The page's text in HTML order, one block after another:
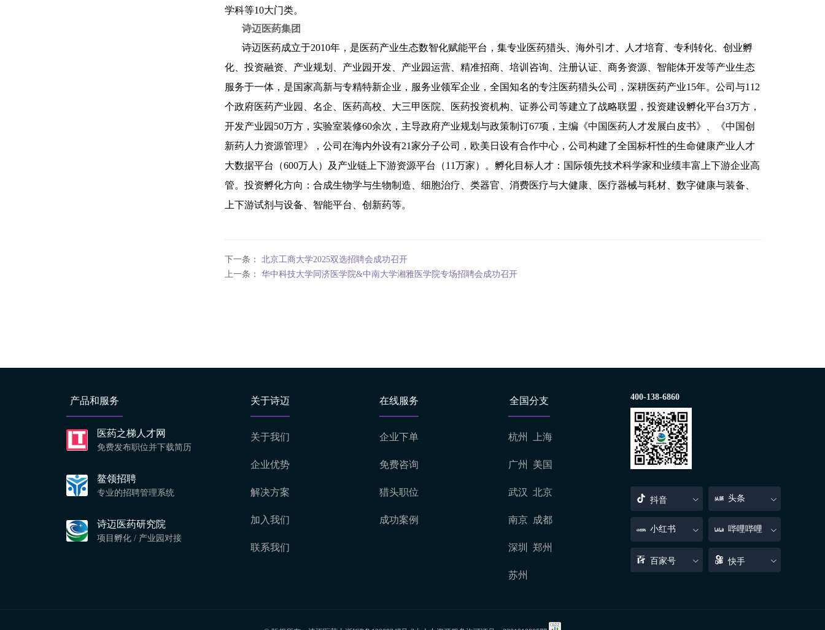
学科等10大门类。
诗迈医药集团
诗迈医药成立于2010年，是医药产业生态数智化赋能平台，集专业医药猎头、海外引才、人才培育、专利转化、创业孵
化、投资融资、产业规划、产业园开发、产业园运营、精准招商、培训咨询、注册认证、商务资源、智能体开发等产业生态
服务于一体，是国家高新与专精特新企业，服务业领军企业，全国知名的专注医药猎头公司，深耕医药产业15年。公司与112
个政府医药产业园、名企、医药高校、大三甲医院、医药投资机构、证券公司等建立了战略联盟，投资建设孵化平台3万方，
开发产业园50万方，实验室装修60余次，主导政府产业规划与政策制订67项，主编《中国医药人才发展白皮书》、《中国创
新药人力资源管理》，公司在海内外设有21家分子公司，欧美日设有合作中心，公司构建了全国标杆性的生命健康产业人才
大数据平台（600万人）及产业链上下游资源平台（11万家）。孵化目标人才：国际领先技术科学家和业绩丰富上下游企业高
管。投资孵化方向：合成生物学与生物制造、细胞治疗、类器官、消费医疗与大健康、医疗器械与耗材、数字健康与装备、
上下游试剂与设备、智能平台、创新药等。
下一条： 北京工商大学2025双选招聘会成功召开
上一条： 华中科技大学同济医学院&中南大学湘雅医学院专场招聘会成功召开
产品和服务
医药之梯人才网
免费发布职位并下载简历
鳌领招聘
专业的招聘管理系统
诗迈医药研究院
项目孵化 / 产业园对接
关于诗迈
关于我们
企业优势
解决方案
加入我们
联系我们
在线服务
企业下单
免费咨询
猎头职位
成功案例
全国分支
杭州 上海
广州 美国
武汉 北京
南京 成都
深圳 郑州
苏州
400-138-6860
抖音 头条
小红书 哔哩哔哩
百家号 快手